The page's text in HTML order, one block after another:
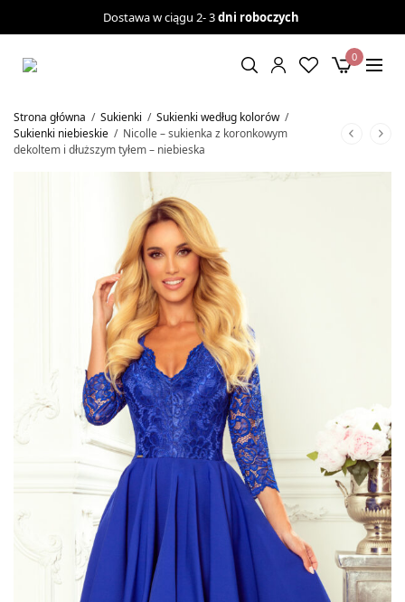
Dostawa w ciągu 2- 3dni roboczych
0
Strona główna / Sukienki / Sukienki według kolorów /
Sukienki niebieskie / Nicolle – sukienka z koronkowym
dekoltem i dłuższym tyłem – niebieska